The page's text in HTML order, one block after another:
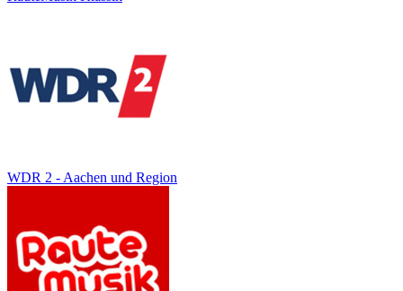
WDR 2 - Aachen und Region